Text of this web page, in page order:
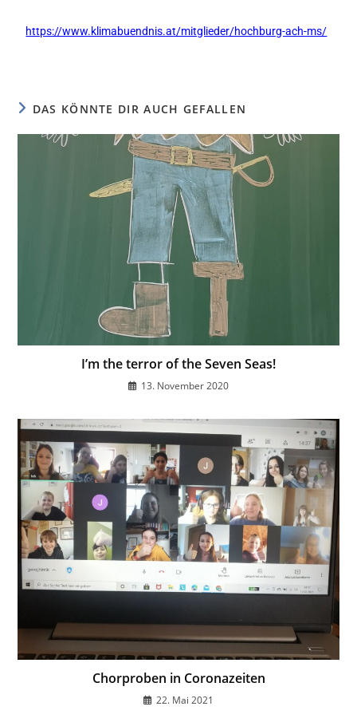
https://www.klimabuendnis.at/mitglieder/hochburg-ach-ms/
DAS KÖNNTE DIR AUCH GEFALLEN
I’m the terror of the Seven Seas!
13. November 2020
Chorproben in Coronazeiten
22. Mai 2021